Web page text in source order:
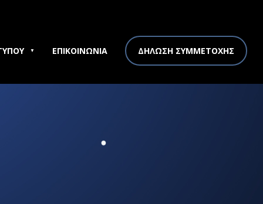
ΕΠΙΚΟΙΝΩΝΙΑ ΔΗΛΩΣΗ ΣΥΜΜΕΤΟΧΗΣ